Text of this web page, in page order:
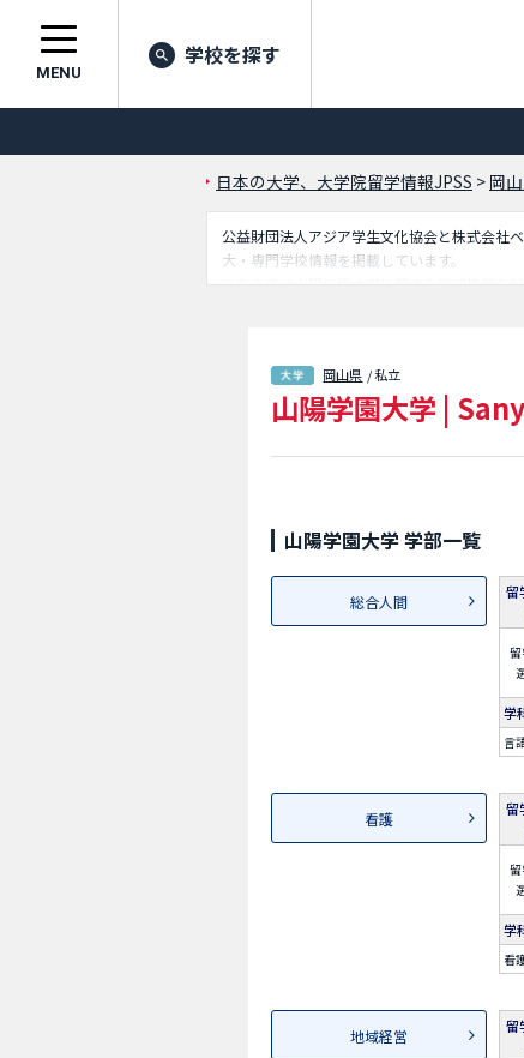
MENU
学校を探す
日本の大学、大学院留学情報JPSS > 岡
公益財団法人アジア学生文化協会と株式会社
大・専門学校情報を掲載しています。
こちらでは山陽学園大学に関する詳細情報を
岡山県 / 私立
山陽学園大学 |
山陽学園大学 学部一覧
総合人間
留
学
言
看護
留
学
看
地域経営
留